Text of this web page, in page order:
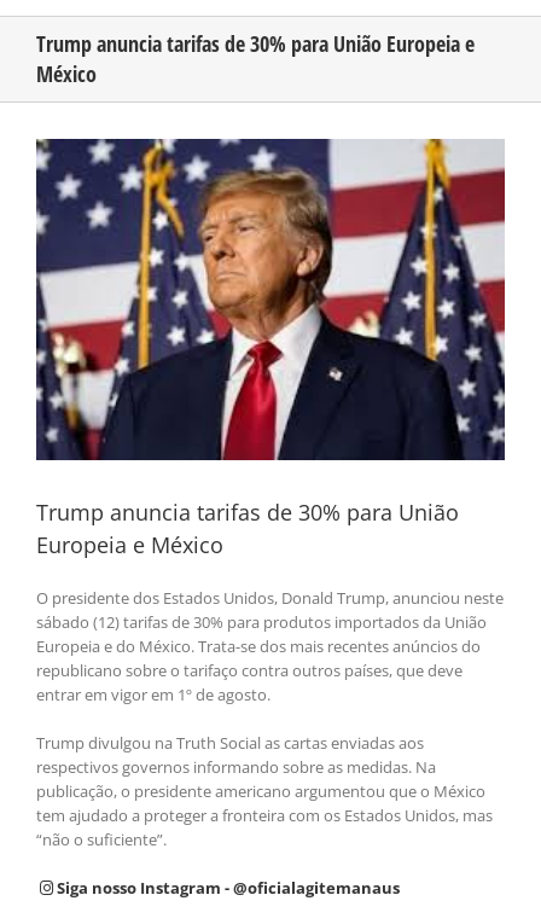
CONHEÇA O AMAZONAS
PUBLICIDADE
CONTATO
Trump anuncia tarifas de 30% para União Europeia e
México
View
Larger
Image
Trump anuncia tarifas de 30% para União
Europeia e México
O presidente dos Estados Unidos, Donald Trump, anunciou neste
sábado (12) tarifas de 30% para produtos importados da União
Europeia e do México. Trata-se dos mais recentes anúncios do
republicano sobre o tarifaço contra outros países, que deve
entrar em vigor em 1º de agosto.
Trump divulgou na Truth Social as cartas enviadas aos
respectivos governos informando sobre as medidas. Na
publicação, o presidente americano argumentou que o México
tem ajudado a proteger a fronteira com os Estados Unidos, mas
“não o suficiente”.
Siga nosso Instagram - @oficialagitemanaus